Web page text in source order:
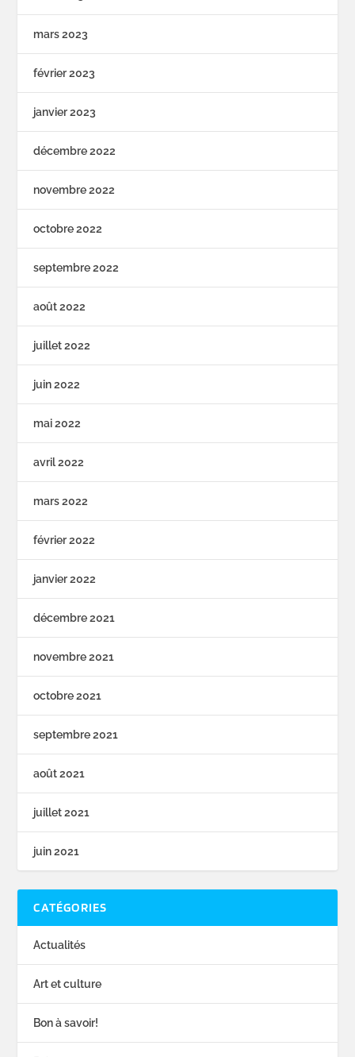
mars 2023
février 2023
janvier 2023
décembre 2022
novembre 2022
octobre 2022
septembre 2022
août 2022
juillet 2022
juin 2022
mai 2022
avril 2022
mars 2022
février 2022
janvier 2022
décembre 2021
novembre 2021
octobre 2021
septembre 2021
août 2021
juillet 2021
juin 2021
CATÉGORIES
Actualités
Art et culture
Bon à savoir!